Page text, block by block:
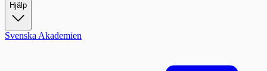
Hjälp
Svenska Akademien